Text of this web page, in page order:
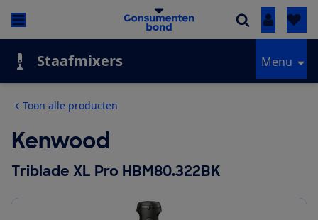
Inloggen
Staafmixers Menu
Toon alle producten
Kenwood
Triblade XL Pro HBM80.322BK